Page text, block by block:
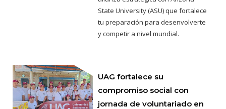
State University (ASU) que fortalece
tu preparación para desenvolverte
y competir a nivel mundial.
UAG fortalece su
compromiso social con
jornada de voluntariado en